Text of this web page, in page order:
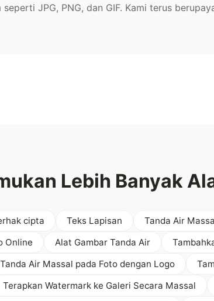
JPG, PNG, dan GIF. Kami terus
Lebih Banyak
cipta Teks Lapisan Tanda Air
Online
Alat Gambar Tanda Air
Air Massal pada Foto dengan Logo
Terapkan Watermark ke Galeri Secara Massal